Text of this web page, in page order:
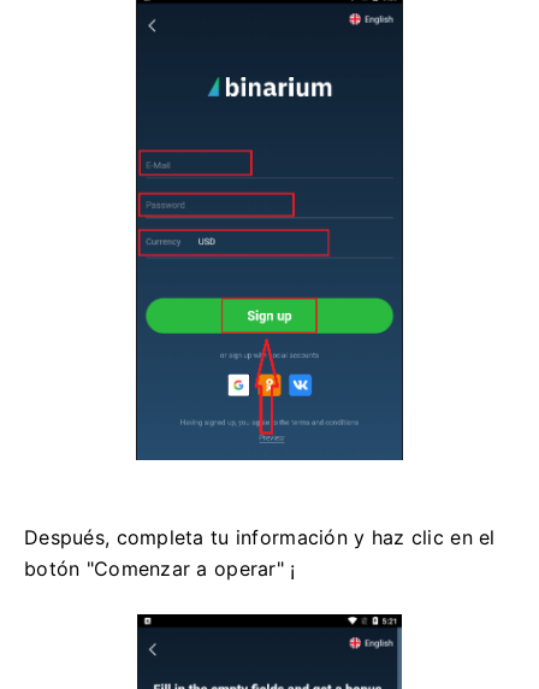
Después, completa tu información y haz clic en el
botón "Comenzar a operar" ¡